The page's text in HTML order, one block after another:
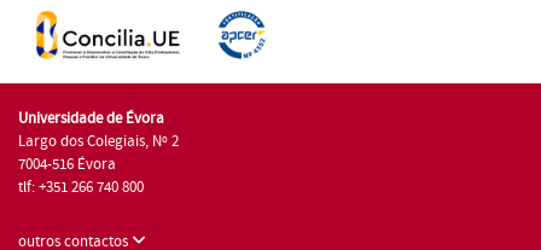
Universidade de Évora
Largo dos Colegiais, Nº 2
7004-516 Évora
tlf: +351 266 740 800
outros contactos